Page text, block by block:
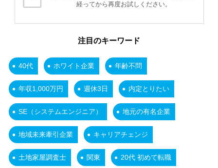
経ってから再度お試しください。
注目のキーワード
40代 ホワイト企業 年齢不問
年収1,000万円 週休3日 内定とりたい
SE（システムエンジニア） 地元の有名企業
地域未来牽引企業 キャリアチェンジ
土地家屋調査士 関東 20代 初めて転職